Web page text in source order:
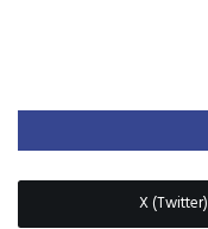
X (Twitter)